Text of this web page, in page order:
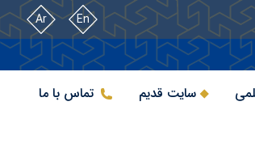
En
Ar
سایت قدیم تماس با ما